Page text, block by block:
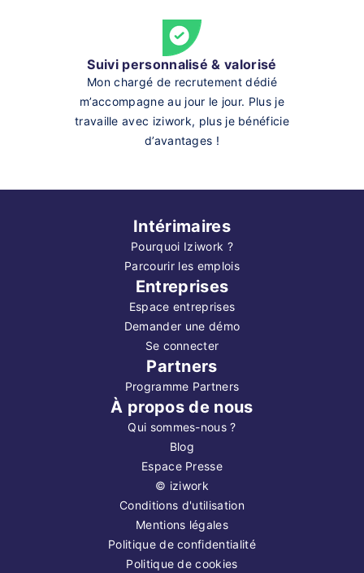
Suivi personnalisé & valorisé
Mon chargé de recrutement dédié
m’accompagne au jour le jour. Plus je
travaille avec iziwork, plus je bénéficie
d’avantages !
Intérimaires
Pourquoi Iziwork ?
Parcourir les emplois
Entreprises
Espace entreprises
Demander une démo
Se connecter
Partners
Programme Partners
À propos de nous
Qui sommes-nous ?
Blog
Espace Presse
© iziwork
Conditions d'utilisation
Mentions légales
Politique de confidentialité
Politique de cookies